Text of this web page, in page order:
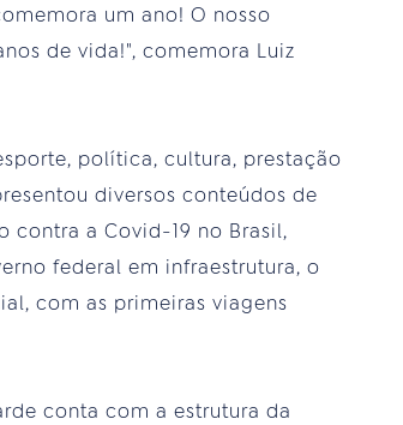
um ano! O nosso
de vida!", comemora Luiz
política, cultura, prestação
diversos conteúdos de
contra a Covid-19 no Brasil,
federal em infraestrutura, o
com as primeiras viagens
conta com a estrutura da